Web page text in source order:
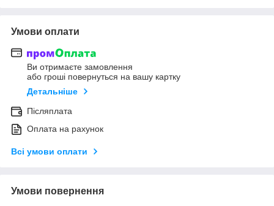
Умови оплати
Ви отримаєте замовлення
або гроші повернуться на вашу картку
Детальніше
Післяплата
Оплата на рахунок
Всі умови оплати
Умови повернення